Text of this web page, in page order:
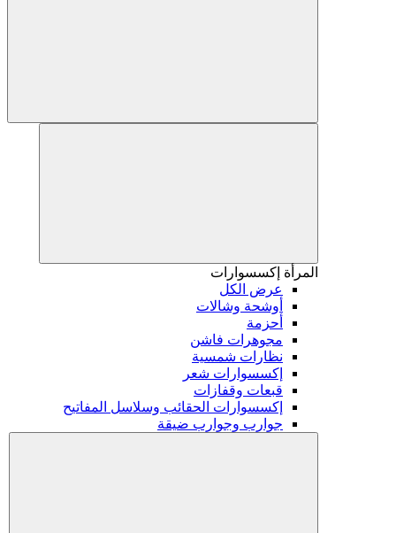
المرأة إكسسوارات
عرض الكل
أوشحة وشالات
أحزمة
مجوهرات فاشن
نظارات شمسية
إكسسوارات شعر
قبعات وقفازات
إكسسوارات الحقائب وسلاسل المفاتيح
جوارب وجوارب ضيقة